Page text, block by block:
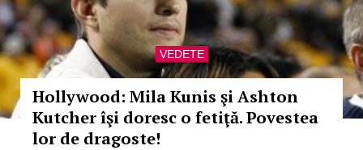
VEDETE
Hollywood: Mila Kunis şi Ashton
Kutcher îşi doresc o fetiţă. Povestea
lor de dragoste!